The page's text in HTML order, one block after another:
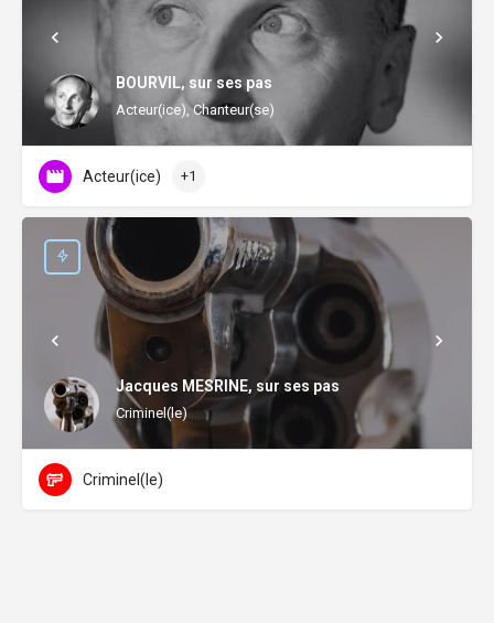
BOURVIL, sur ses pas
Acteur(ice), Chanteur(se)
Acteur(ice) +1
Jacques MESRINE, sur ses pas
Criminel(le)
Criminel(le)